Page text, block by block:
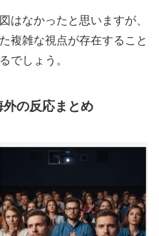
はなかったと思いますが、
複雑な視点が存在すること
でしょう。
の反応まとめ